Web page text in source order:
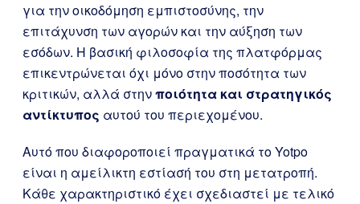
για την οικοδόμηση εμπιστοσύνης, την
επιτάχυνση των αγορών και την αύξηση των
εσόδων. Η βασική φιλοσοφία της πλατφόρμας
επικεντρώνεται όχι μόνο στην ποσότητα των
κριτικών, αλλά στηνποιότητα και στρατηγικός
αντίκτυπος αυτού του περιεχομένου.
Αυτό που διαφοροποιεί πραγματικά το Yotpo
είναι η αμείλικτη εστίασή του στη μετατροπή.
Κάθε χαρακτηριστικό έχει σχεδιαστεί με τελικό